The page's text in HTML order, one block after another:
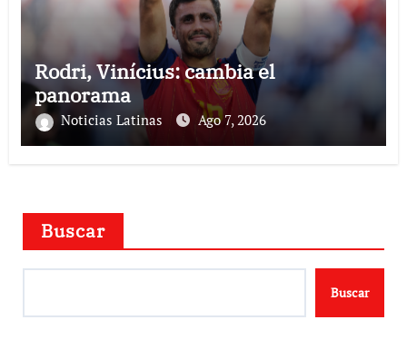
Rodri, Vinícius: cambia el
panorama
Noticias Latinas Ago 7, 2026
Buscar
Buscar